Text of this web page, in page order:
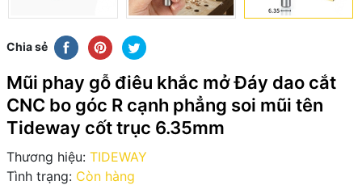
Chia sẻ
Mũi phay gỗ điêu khắc mở Đáy dao cắt
CNC bo góc R cạnh phẳng soi mũi tên
Tideway cốt trục 6.35mm
Thương hiệu: TIDEWAY
Tình trạng: Còn hàng